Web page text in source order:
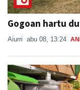
Gogoan hartu
Aiurri abu 08, 13:24